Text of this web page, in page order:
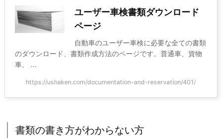
ユーザー車検書類ダウンロード
ページ
自動車のユーザー車検に必要な全ての書類
のダウンロード、書類作成方法のページです。普通車、貨物
車、 ...
https://ushaken.com/documentation-and-reservation/401/
書類の書き方がわからない方